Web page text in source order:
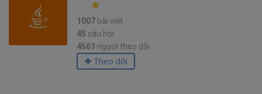
1007 bài viết
45 câu hỏi
4561 người theo dõi
Theo dõi